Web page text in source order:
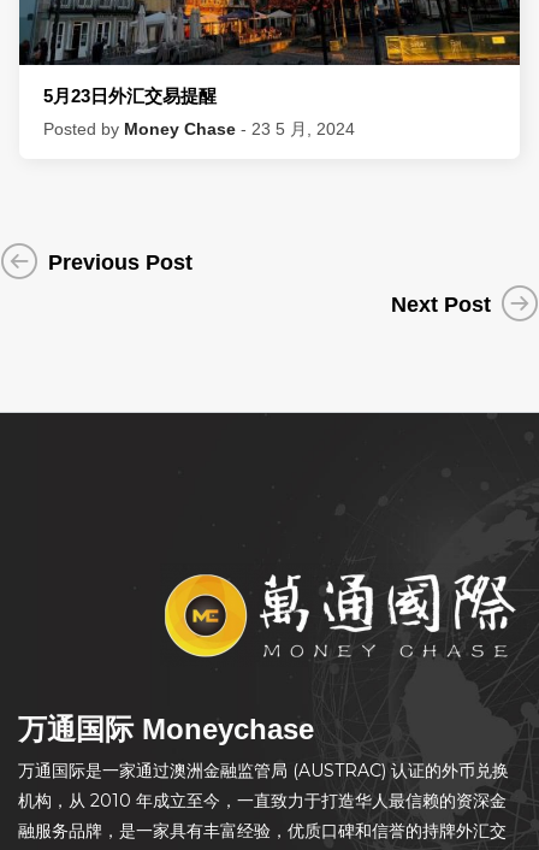
5月23日外汇交易提醒
Posted by Money Chase - 23 5 月, 2024
Previous Post
Next Post
万通国际 Moneychase
万通国际是一家通过澳洲金融监管局 (AUSTRAC) 认证的外币兑换
机构，从 2010 年成立至今，一直致力于打造华人最信赖的资深金
融服务品牌，是一家具有丰富经验，优质口碑和信誉的持牌外汇交